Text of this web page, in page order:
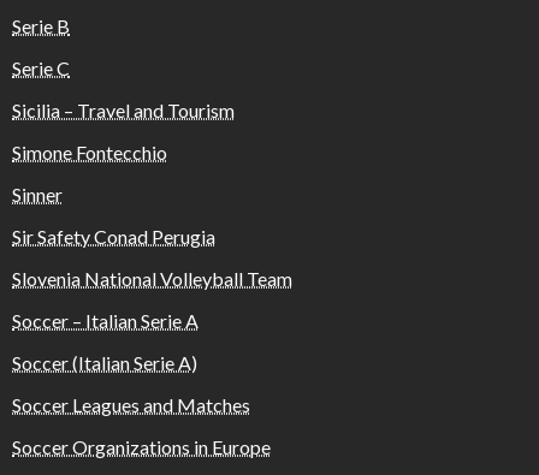
Serie B
Serie C
Sicilia – Travel and Tourism
Simone Fontecchio
Sinner
Sir Safety Conad Perugia
Slovenia National Volleyball Team
Soccer – Italian Serie A
Soccer (Italian Serie A)
Soccer Leagues and Matches
Soccer Organizations in Europe